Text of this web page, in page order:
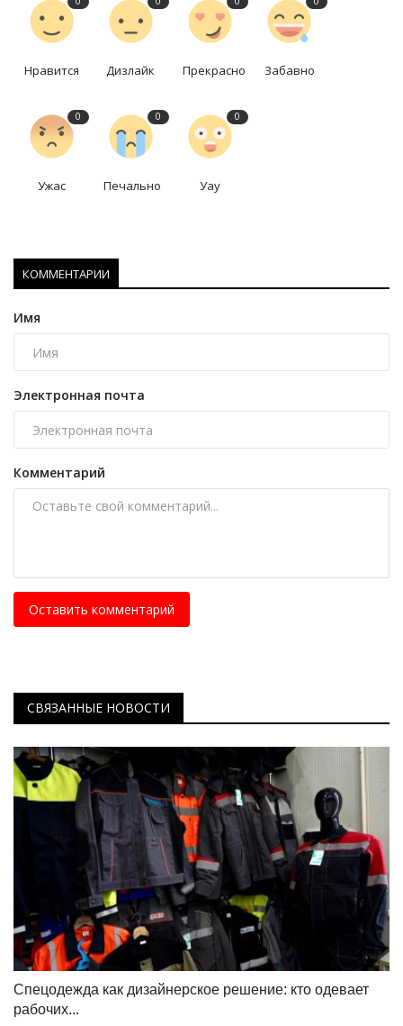
Нравится Дизлайк Прекрасно Забавно
0
Ужас
0
Печально
0
Уау
КОММЕНТАРИИ
Имя
Электронная почта
Комментарий
Оставить комментарий
СВЯЗАННЫЕ НОВОСТИ
Спецодежда как дизайнерское решение: кто одевает
рабочих...